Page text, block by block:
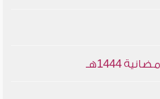
1444هـ